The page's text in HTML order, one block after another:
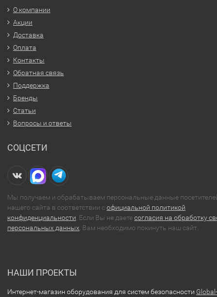
О компании
Акции
Доставка
Оплата
Контакты
Обратная связь
Поддержка
Бренды
Статьи
Вопросы и ответы
СОЦСЕТИ
Мы получаем и обрабатываем персональные данные
нашего сайта в соответствии софициальной политикой
конфиденциальности . Если Вы не даетесогласия на обработку
персональных данных , Вам необходимо покинуть наш сайт.
НАШИ ПРОЕКТЫ
Интернет-магазин оборудования для систем безопасности Global-